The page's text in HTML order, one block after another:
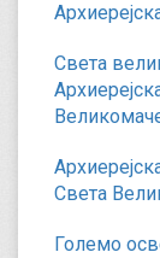
Света
Света
Големо